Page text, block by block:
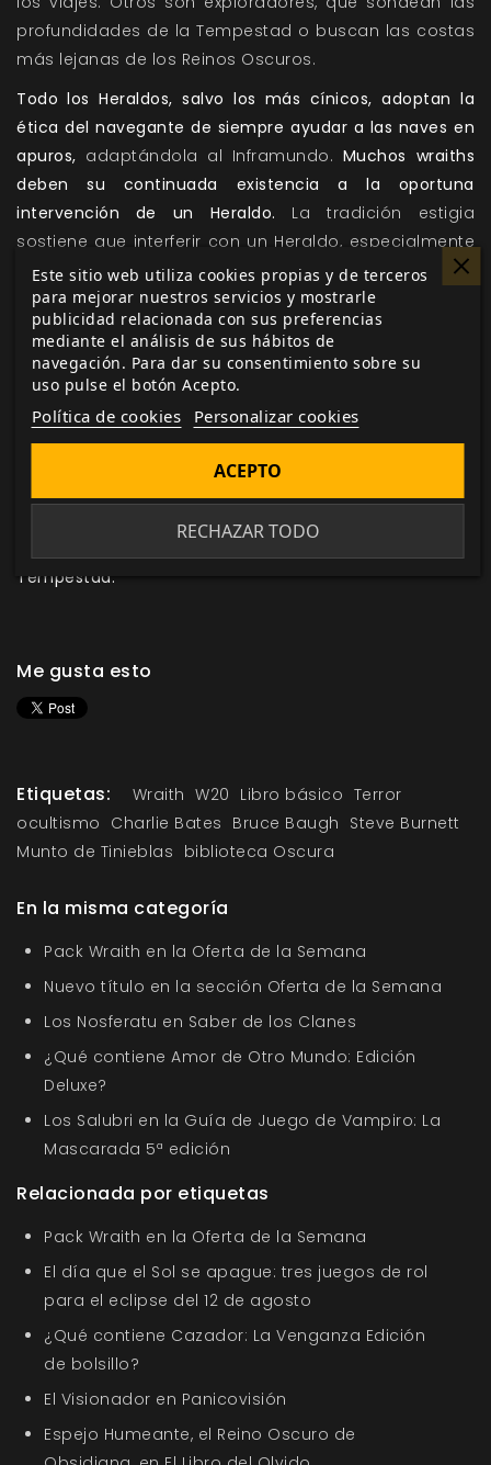
profundidades de la Tempestad o buscan las costas
más lejanas de los Reinos Oscuros.
Todo los Heraldos, salvo los más cínicos, adoptan la
ética del navegante de siempre ayudar a las naves en
apuros, adaptándola al Inframundo. Muchos wraiths
deben su continuada existencia a la oportuna
intervención de un Heraldo. La tradición estigia
sostiene que interferir con un Heraldo, especialmente
con uno que esté realizando una misión de
misericordia, da mala suerte.
Hay varias facciones dentro del Gremio de los
Heraldos, entre las que se encuentran Itinerantes
Anemógrafos , losCorsarios
Un miembro del Gremio de los Heraldos puede
un Arte de Argos y aplicarlo además a sus compañeros
cogidos de la mano.Pero cuidado, porque
Tempestad.
Me gusta esto
Etiquetas: Wraith W20 Libro básico Terror
ocultismo Charlie Bates Bruce Baugh Steve Burnett
Munto de Tinieblas biblioteca Oscura
En la misma categoría
Pack Wraith en la Oferta de la Semana
Nuevo título en la sección Oferta de la Semana
Los Nosferatu en Saber de los Clanes
¿Qué contiene Amor de Otro Mundo: Edición
Deluxe?
Los Salubri en la Guía de Juego de Vampiro: La
Mascarada 5ª edición
Relacionada por etiquetas
Pack Wraith en la Oferta de la Semana
El día que el Sol se apague: tres juegos de rol
para el eclipse del 12 de agosto
¿Qué contiene Cazador: La Venganza Edición
de bolsillo?
El Visionador en Panicovisión
Espejo Humeante, el Reino Oscuro de
Este sitio web utiliza cookies propias y de terceros
para mejorar nuestros servicios y mostrarle
publicidad relacionada con sus preferencias
mediante el análisis de sus hábitos de
navegación. Para dar su consentimiento sobre su
uso pulse el botón Acepto.
Política de cookies Personalizar cookies
RECHAZAR TODO
ACEPTO